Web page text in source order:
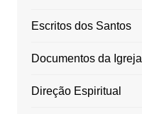
Escritos dos Santos
Documentos da Igreja
Direção Espiritual